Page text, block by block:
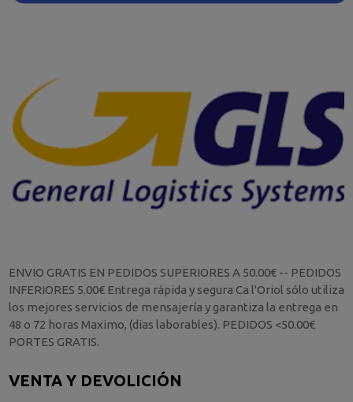
ENVIO GRATIS EN PEDIDOS SUPERIORES A 50.00€ -- PEDIDOS
INFERIORES 5.00€ Entrega rápida y segura Ca l'Oriol sólo utiliza
los mejores servicios de mensajería y garantiza la entrega en
48 o 72 horas Maximo, (dias laborables). PEDIDOS <50.00€
PORTES GRATIS.
VENTA Y DEVOLICIÓN